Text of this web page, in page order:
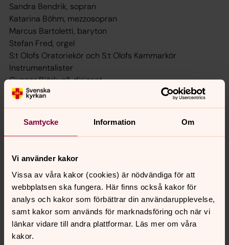
Samtycke Information Om
Vi använder kakor
Vissa av våra kakor (cookies) är nödvändiga för att
webbplatsen ska fungera. Här finns också kakor för
analys och kakor som förbättrar din användarupplevelse,
samt kakor som används för marknadsföring och när vi
länkar vidare till andra plattformar. Läs mer om våra
kakor.
Sandra Bendrik, sopran
Katarina Böhm, mezzosopran
Marcus Bartoletti, baryton
Stefan Fred, orgel
S:t Olofs Oratoriekör och S:t Olofs Kammarkör
Instrumentalister
Gunnar Björkvall, dirigent
Fri entré, men för att säkra din plats behöver du hämta
biljett på S:t Olofs församlingsexpedition, Skolgatan 12.
Expeditionens öppettider: Mån, ons, fre 09.00-12.00 och
13.00-15.00 och tors 13.00-15.00 (stängt tisdagar samt
biljett i mån av plats.
Senast ändrad 14 mars 2024